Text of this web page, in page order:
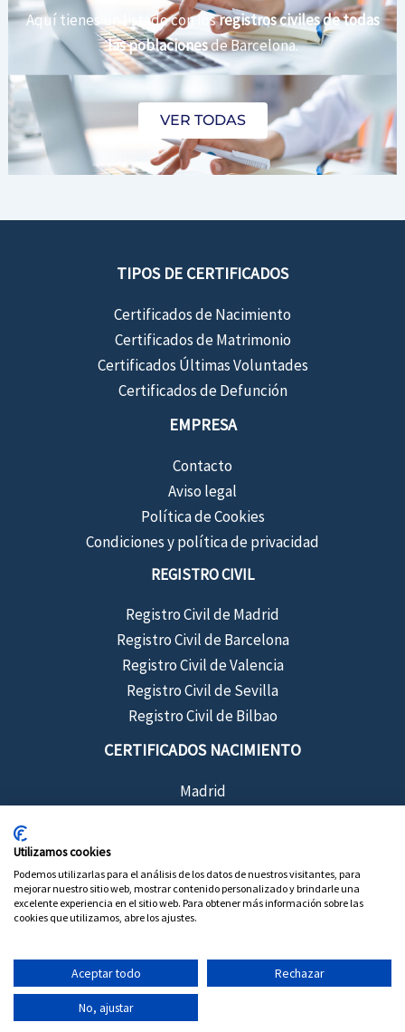
Aquí tienes un listado con losregistros civiles de todas
las poblacionesde Barcelona.
VER TODAS
TIPOS DE CERTIFICADOS
Certificados de Nacimiento
Certificados de Matrimonio
Certificados Últimas Voluntades
Certificados de Defunción
EMPRESA
Contacto
Aviso legal
Política de Cookies
Condiciones y política de privacidad
REGISTRO CIVIL
Registro Civil de Madrid
Registro Civil de Barcelona
Registro Civil de Valencia
Registro Civil de Sevilla
Registro Civil de Bilbao
CERTIFICADOS NACIMIENTO
Madrid
Valencia
Bilbao
Copyright © 2026 Certificados de Registro Civil
Utilizamos cookies
Podemos utilizarlas para el análisis de los datos de nuestros visitantes, para
mejorar nuestro sitio web, mostrar contenido personalizado y brindarle una
excelente experiencia en el sitio web. Para obtener más información sobre las
cookies que utilizamos, abre los ajustes.
Aceptar todo Rechazar
No, ajustar